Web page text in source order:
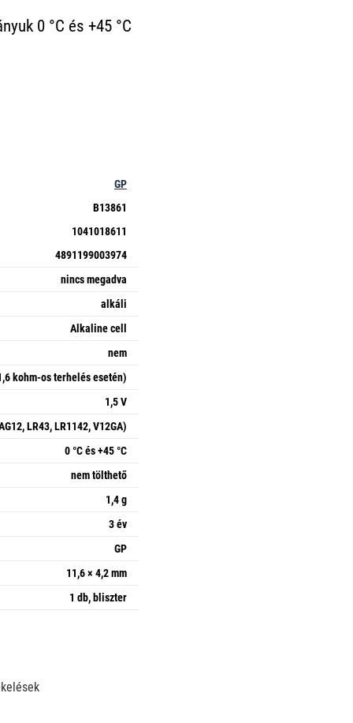
0 °C és +45 °C
GP
B13861
1041018611
4891199003974
nincs megadva
alkáli
Alkaline cell
nem
kohm-os terhelés esetén)
1,5 V
LR43, LR1142, V12GA)
0 °C és +45 °C
nem tölthető
1,4 g
3 év
GP
11,6 × 4,2 mm
1 db, bliszter